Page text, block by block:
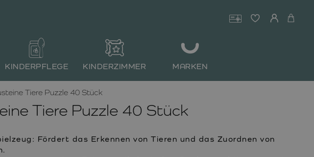
KINDERPFLEGE KINDERZIMMER MARKEN
Tiere Puzzle 40 Stück
Tiere Puzzle 40 Stück
Fördert das Erkennen von Tieren und das Zuordnen von